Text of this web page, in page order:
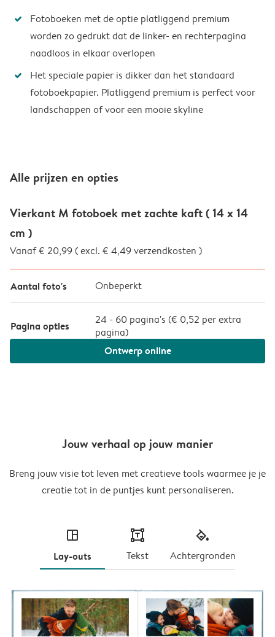
Fotoboeken met de optie platliggend premium
worden zo gedrukt dat de linker- en rechterpagina
naadloos in elkaar overlopen
Het speciale papier is dikker dan het standaard
fotoboekpapier. Platliggend premium is perfect voor
landschappen of voor een mooie skyline
Alle prijzen en opties
Vierkant M fotoboek met zachte kaft ( 14 x 14
cm )
Vanaf € 20,99 ( excl. € 4,49 verzendkosten )
Aantal foto's Onbeperkt
Pagina opties 24 - 60 pagina's (€ 0,52 per extra
pagina)
Ontwerp online
Jouw verhaal op jouw manier
Breng jouw visie tot leven met creatieve tools waarmee je je
creatie tot in de puntjes kunt personaliseren.
layout
Lay-outs
text
Tekst
fill
Achtergronden